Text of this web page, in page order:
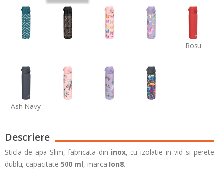
Rosu
Ash Navy
Descriere
Sticla de apa Slim, fabricata din inox, cu izolatie in vid si perete
dublu, capacitate 500 ml, marca Ion8.